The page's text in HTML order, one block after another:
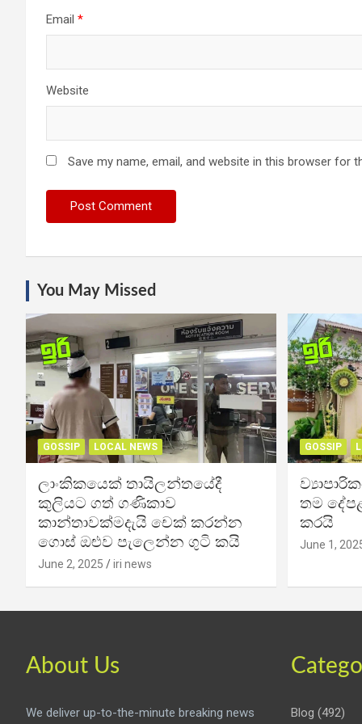
Email *
Website
Save my name, email, and website in this browser for
You May Missed
GOSSIP LOCAL NEWS
ලාංකිකයෙක් තායිලන්තයේදී
කුලියට ගත් ගණිකාව
කාන්තාවක්මදැයි චෙක් කරන්න
ගොස් ඔළුව පැලෙන්න ගුටි කයි
June 2, 2025 iri news
GOSSIP
තම
කරයි
June 1,
About Us
We deliver up-to-the-minute breaking news
Blog (492)